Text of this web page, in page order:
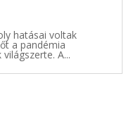
hatásai voltak
a pandémia
A...